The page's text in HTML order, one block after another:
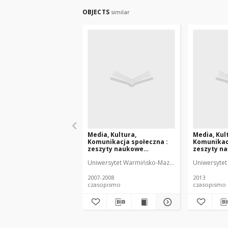
OBJECTS similar
Media, Kultura,
Komunikacja społeczna :
zeszyty naukowe
Komunikacji Społecznej
Uniwersytet Warmińsko-Mazurski (Olsztyn).
2007-2008
czasopismo
Media,
zeszyty
2013
czasopismo